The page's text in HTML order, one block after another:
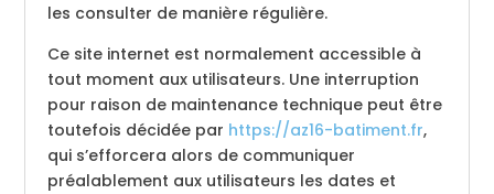
les consulter de manière régulière.
Ce site internet est normalement accessible à
tout moment aux utilisateurs. Une interruption
pour raison de maintenance technique peut être
toutefois décidée par https://az16-batiment.fr,
qui s’efforcera alors de communiquer
préalablement aux utilisateurs les dates et